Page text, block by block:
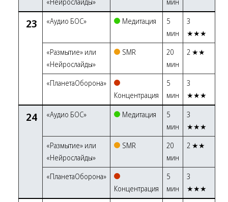
«Нейрослайды»
мин
23 «Аудио БОС» Медитация
5
мин
3
★★★
«Размытие» или
«Нейрослайды»
SMR
20
мин
2 ★★
«ПланетаОборона»
Концентрация
5
мин
3
★★★
24 «Аудио БОС» Медитация
5
мин
3
★★★
«Размытие» или
«Нейрослайды»
SMR
20
мин
2 ★★
«ПланетаОборона»
Концентрация
5
мин
3
★★★